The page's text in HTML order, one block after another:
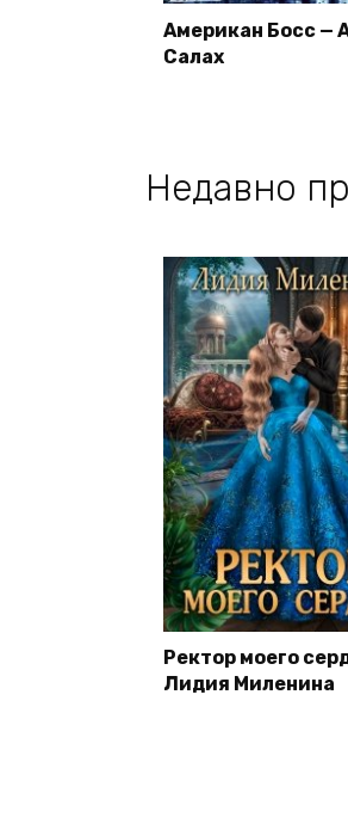
Американ Босс —
Салах
Недавно
Ректор моего
Лидия Миленина